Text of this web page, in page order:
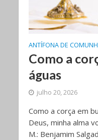
ANTÍFONA DE
Como a
águas
julho 20, 2026
Como a corça em
Deus, minha alma
M.: Benjamim